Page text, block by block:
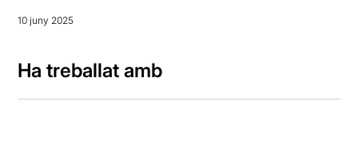
10 juny 2025
Ha treballat amb